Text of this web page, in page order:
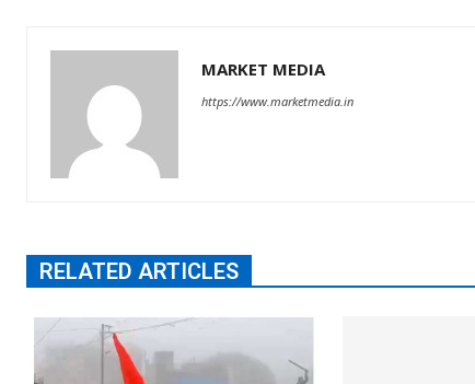
MARKET MEDIA
https://www.marketmedia.in
RELATED ARTICLES